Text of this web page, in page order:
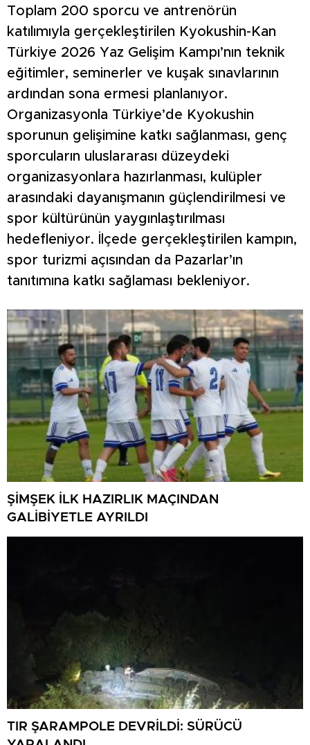
Toplam 200 sporcu ve antrenörün
katılımıyla gerçekleştirilen Kyokushin-Kan
Türkiye 2026 Yaz Gelişim Kampı’nın teknik
eğitimler, seminerler ve kuşak sınavlarının
ardından sona ermesi planlanıyor.
Organizasyonla Türkiye’de Kyokushin
sporunun gelişimine katkı sağlanması, genç
sporcuların uluslararası düzeydeki
organizasyonlara hazırlanması, kulüpler
arasındaki dayanışmanın güçlendirilmesi ve
spor kültürünün yaygınlaştırılması
hedefleniyor. İlçede gerçekleştirilen kampın,
spor turizmi açısından da Pazarlar’ın
tanıtımına katkı sağlaması bekleniyor.
ŞİMŞEK İLK HAZIRLIK MAÇINDAN
GALİBİYETLE AYRILDI
TIR ŞARAMPOLE DEVRİLDİ: SÜRÜCÜ